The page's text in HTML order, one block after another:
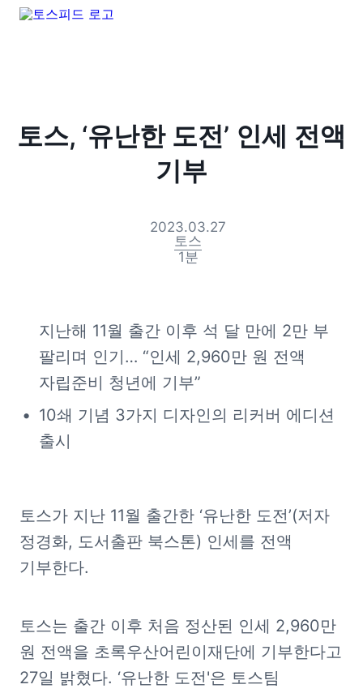
토스, ‘유난한 도전’ 인세 전액
기부
2023.03.27
토스
1분
지난해 11월 출간 이후 석 달 만에 2만 부
팔리며 인기… “인세 2,960만 원 전액
자립준비 청년에 기부”
10쇄 기념 3가지 디자인의 리커버 에디션
출시
토스가 지난 11월 출간한 ‘유난한 도전’(저자
정경화, 도서출판 북스톤) 인세를 전액
기부한다.
토스는 출간 이후 처음 정산된 인세 2,960만
원 전액을 초록우산어린이재단에 기부한다고
27일 밝혔다. ‘유난한 도전'은 토스팀